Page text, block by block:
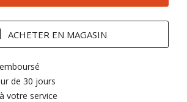
ACHETER EN MAGASIN
de 30 jours
votre service